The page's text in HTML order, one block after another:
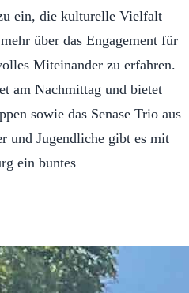
ein, die kulturelle Vielfalt
über das Engagement für
Miteinander zu erfahren.
am Nachmittag und bietet
sowie das Senase Trio aus
und Jugendliche gibt es mit
ein buntes